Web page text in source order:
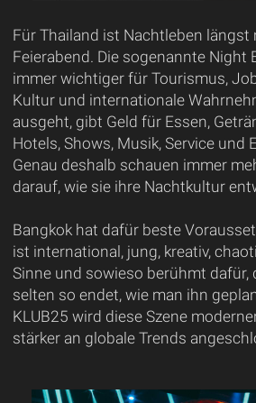
Für Thailand ist Nachtleben längst
Feierabend. Die sogenannte Night
immer wichtiger für Tourismus,
Kultur und internationale
ausgeht, gibt Geld für Essen,
Hotels, Shows, Musik, Service und
Genau deshalb schauen immer
darauf, wie sie ihre Nachtkultur
Bangkok hat dafür beste
ist international, jung, kreativ,
Sinne und sowieso berühmt dafür,
selten so endet, wie man ihn
KLUB25 wird diese Szene
stärker an globale Trends